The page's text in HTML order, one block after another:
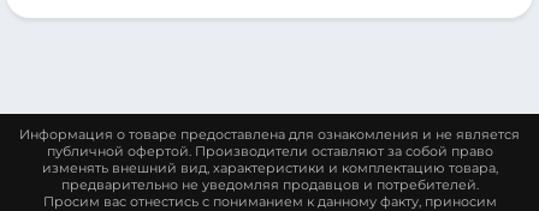
Информация о товаре предоставлена для ознакомления и не является
публичной офертой. Производители оставляют за собой право
изменять внешний вид, характеристики и комплектацию товара,
предварительно не уведомляя продавцов и потребителей.
Просим вас отнестись с пониманием к данному факту, приносим